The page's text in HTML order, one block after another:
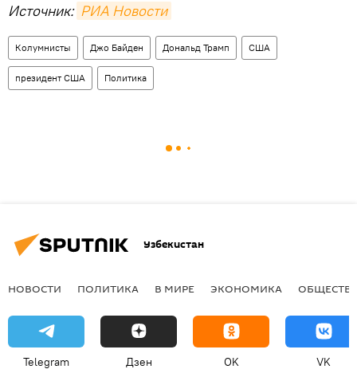
Источник: РИА Новости
Колумнисты Джо Байден Дональд Трамп США
президент США Политика
Узбекистан
НОВОСТИ ПОЛИТИКА В МИРЕ ЭКОНОМИКА
Telegram Дзен OK VK